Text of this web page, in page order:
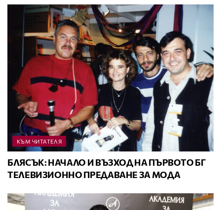
КЪМ ЧИТАТЕЛЯ
БЛЯСЪК: НАЧАЛО И ВЪЗХОД НА ПЪРВОТО БГ
ТЕЛЕВИЗИОННО ПРЕДАВАНЕ ЗА МОДА